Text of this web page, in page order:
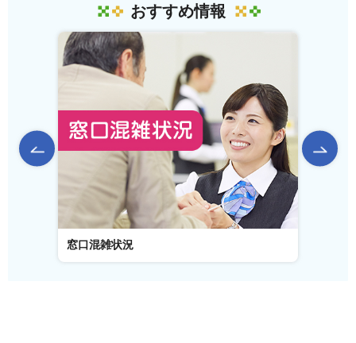
おすすめ情報
前のスライドを表示
窓口混雑状況